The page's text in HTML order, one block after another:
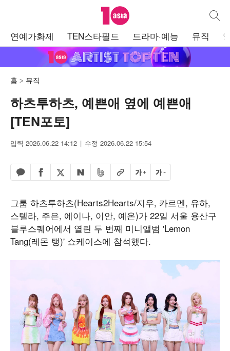
텐아시아 통합
연예가화제 TEN스타필드 드라마·예능 뮤직
홈 뮤직
하츠투하츠, 예쁜애 옆에 예쁜애
[TEN포토]
입력 2026.06.22 14:12 수정 2026.06.22 15:54
카카오톡 공유하기
페이스북 공유하기
엑스 공유하기
네이버 공유하기
밴드 공유하기
URL복사글자 크게글자 작게
그룹 하츠투하츠(Hearts2Hearts/지우, 카르멘, 유하,
스텔라, 주은, 에이나, 이안, 예온)가 22일 서울 용산구
블루스퀘어에서 열린 두 번째 미니앨범 'Lemon
Tang(레몬 탱)' 쇼케이스에 참석했다.